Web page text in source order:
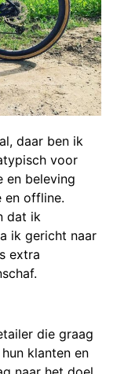
daar ben ik
voor
en beleving
en offline.
dat ik
ik gericht naar
extra
die graag
klanten en